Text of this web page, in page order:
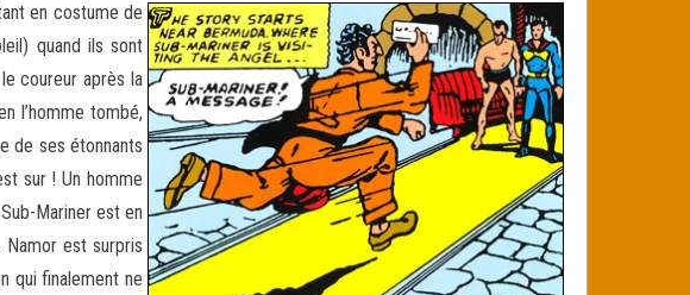
en costume de
quand ils sont
coureur après la
l’homme tombé,
de ses étonnants
sur ! Un homme
Mariner est en
Namor est surpris
qui finalement ne